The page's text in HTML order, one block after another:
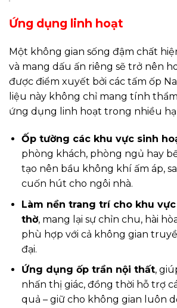
Ứng dụng linh hoạt
Một không gian sống đậm chất
và mang dấu ấn riêng sẽ trở nên
được điểm xuyết bởi các tấm ốp
liệu này không chỉ mang tính
ứng dụng linh hoạt trong nhiều
Ốp tường các khu vực sinh
phòng khách, phòng ngủ hay
tạo nên bầu không khí ấm áp,
cuốn hút cho ngôi nhà.
Làm nền trang trí cho khu
thờ, mang lại sự chỉn chu, hài
phù hợp với cả không gian
đại.
Ứng dụng ốp trần nội thất,
nhấn thị giác, đồng thời hỗ trợ
quả – giữ cho không gian luôn